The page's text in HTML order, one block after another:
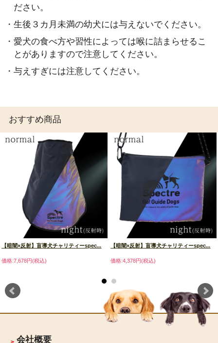
ださい。
・ 生後３カ月未満の幼犬には与えないでください。
・ 愛犬の食べ方や習性によっては喉に詰まらせるこ
とがありますので注意してください。
・ 与えすぎには注意してください。
おすすめ商品
【暗闇×反射】盲導犬チャリティーspec...
価格:7,678円(税込)
【暗闇×反射】盲導犬チャリティーspec...
価格:4,378円(税込)
会社概要